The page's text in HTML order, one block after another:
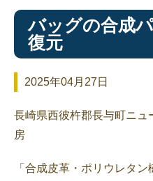
バッグの合成
復元
2025年04月27日
長崎県西彼杵郡長与町ニュ
房
「合成皮革・ポリウレタ